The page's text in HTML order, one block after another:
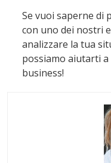
Se vuoi saperne di
con uno dei nostri
analizzare la tua
possiamo aiutarti
business!